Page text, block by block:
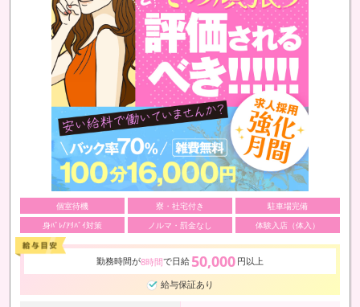
個室待機 寮・社宅付き
駐車場完備
身ﾊﾞﾚ/ｱﾘﾊﾞｲ対策
ノルマ・罰金なし 体験入店（体入）
勤務時間が8時間で日給 50,000 円以上
給与保証あり